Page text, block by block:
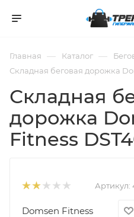
Главная — Каталог —
Складная беговая дорожка
Складная
дорожка
Fitness
Артикул:
Domsen Fitness